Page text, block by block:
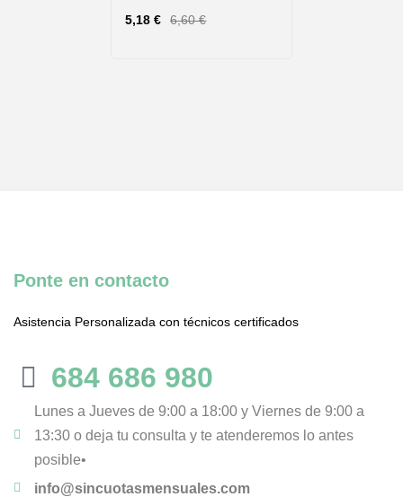
6,60€
5,18€
Ponte en contacto
Asistencia Personalizada con técnicos certificados
684 686 980
Lunes a Jueves de 9:00 a 18:00 y Viernes de 9:00 a
13:30 o deja tu consulta y te atenderemos lo antes
posible•
info@sincuotasmensuales.com